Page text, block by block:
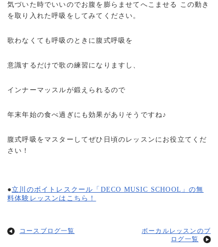
気づいた時でいいのでお腹を膨らませてへこませる この動き
を取り入れた呼吸をしてみてください。
歌わなくても呼吸のときに腹式呼吸を
意識するだけで歌の練習になりますし、
インナーマッスルが鍛えられるので
年末年始の食べ過ぎにも効果がありそうですね♪
腹式呼吸をマスターしてぜひ日頃のレッスンにお役立てくだ
さい！
●立川のボイトレスクール「DECO MUSIC SCHOOL」の無
料体験レッスンはこちら！
コースブログ一覧
ボーカルレッスンのブ
ログ一覧